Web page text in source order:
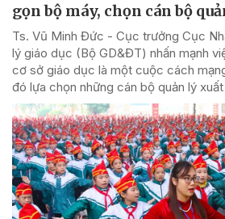
gọn bộ máy, chọn cán bộ
Ts. Vũ Minh Đức - Cục trưởng Cục
lý giáo dục (Bộ GD&ĐT) nhấn mạnh
cơ sở giáo dục là một cuộc cách
đó lựa chọn những cán bộ quản lý